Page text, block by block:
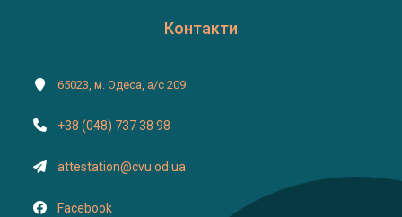
Контакти
65023, м. Одеса, а/с 209
+38 (048) 737 38 98
attestation@cvu.od.ua
Facebook